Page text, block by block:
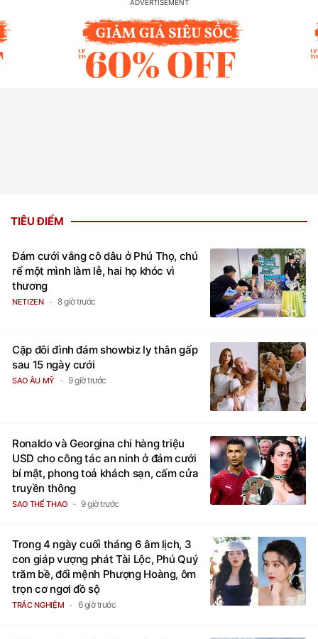
TIÊU ĐIỂM
Đám cưới vắng cô dâu ở Phú Thọ, chú
rể một mình làm lễ, hai họ khóc vì
thương
NETIZEN 8 giờ trước
Cặp đôi đình đám showbiz ly thân gấp
sau 15 ngày cưới
SAO ÂU MỸ 9 giờ trước
Ronaldo và Georgina chi hàng triệu
USD cho công tác an ninh ở đám cưới
bí mật, phong toả khách sạn, cấm cửa
truyền thông
SAO THỂ THAO 9 giờ trước
Trong 4 ngày cuối tháng 6 âm lịch, 3
con giáp vượng phát Tài Lộc, Phú Quý
trăm bề, đổi mệnh Phượng Hoàng, ôm
trọn cơ ngơi đồ sộ
TRẮC NGHIỆM 6 giờ trước